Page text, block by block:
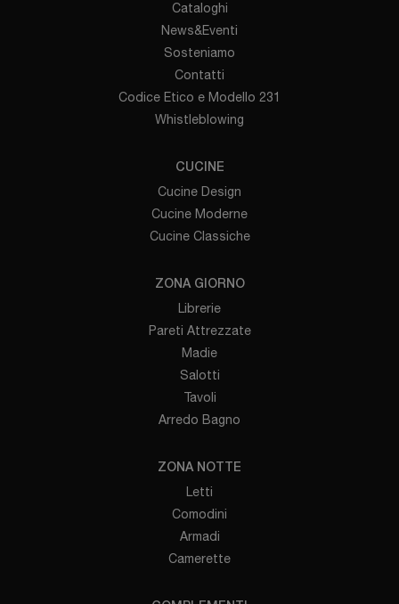
Cataloghi
News&Eventi
Sosteniamo
Contatti
Codice Etico e Modello 231
Whistleblowing
CUCINE
Cucine Design
Cucine Moderne
Cucine Classiche
ZONA GIORNO
Librerie
Pareti Attrezzate
Madie
Salotti
Tavoli
Arredo Bagno
ZONA NOTTE
Letti
Comodini
Armadi
Camerette